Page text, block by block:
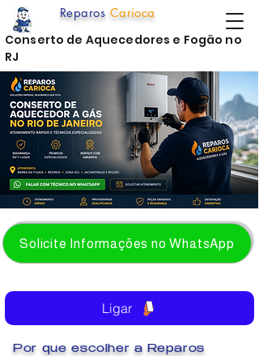
Solicite Informações no WhatsApp
Reparos Carioca
Por que escolher a Reparos
Ligar
Conserto de Aquecedores e Fogão no
RJ